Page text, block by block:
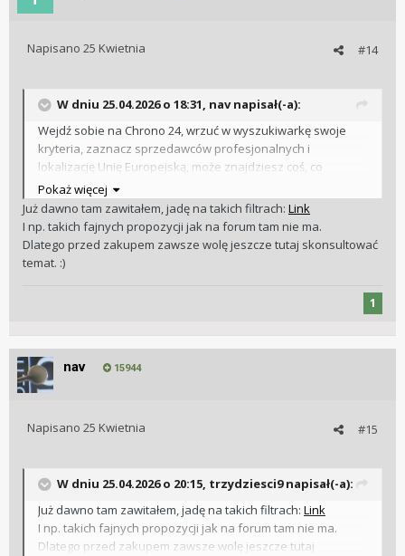
#14
Napisano 25 Kwietnia
W dniu 25.04.2026 o 18:31, navnapisał(-a):
Wejdź sobie na Chrono 24, wrzuć w wyszukiwarkę swoje
kryteria, zaznacz sprzedawców profesjonalnych i
lokalizację Unię Europejską, może znajdziesz coś, co
wpadnie Ci w oko.
Pokaż więcej
Już dawno tam zawitałem, jadę na takich filtrach: Link
I np. takich fajnych propozycji jak na forum tam nie ma.
Dlatego przed zakupem zawsze wolę jeszcze tutaj skonsultować
temat. :)
1
nav 15944
#15
Napisano 25 Kwietnia
W dniu 25.04.2026 o 20:15, trzydziesci9napisał(-a):
Już dawno tam zawitałem, jadę na takich filtrach: Link
I np. takich fajnych propozycji jak na forum tam nie ma.
Dlatego przed zakupem zawsze wolę jeszcze tutaj